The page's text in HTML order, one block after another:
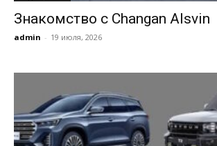
Знакомство с Changan Alsvin
admin - 19 июля, 2026